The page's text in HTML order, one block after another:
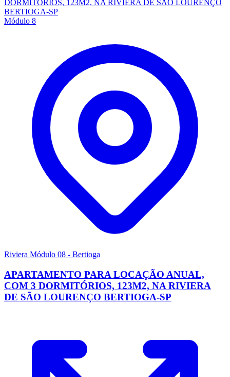
Módulo 8
Riviera Módulo 08 - Bertioga
APARTAMENTO PARA LOCAÇÃO ANUAL,
COM 3 DORMITÓRIOS, 123M2, NA RIVIERA
DE SÃO LOURENÇO BERTIOGA-SP